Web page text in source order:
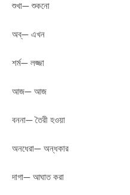
শুখা— শুকনো
অব্— এখন
শর্ম— লজ্জা
আজ— আজ
বননা— তৈরী হওয়া
অনধেরা— অন্ধকার
দাগা— আঘাত করা